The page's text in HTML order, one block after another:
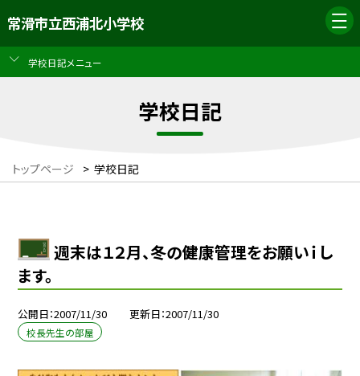
常滑市立西浦北小学校
学校日記メニュー
学校日記
トップページ > 学校日記
週末は１２月、冬の健康管理をお願いｉし
ます。
公開日 2007/11/30 更新日 2007/11/30
校長先生の部屋